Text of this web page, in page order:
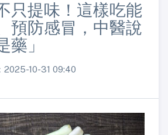
只提味！這樣吃能
預防感冒，中醫說
藥」
10-31 09:40